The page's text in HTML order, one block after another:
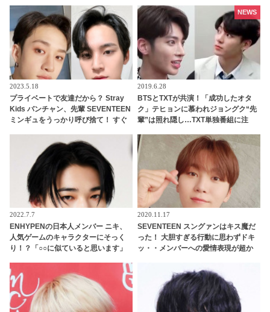
2023.5.18
プライベートで友達だから？ Stray
Kids バンチャン、先輩 SEVENTEEN
ミンギュをうっかり呼び捨て！ すぐ
2019.6.28
BTSとTXTが共演！「成功したオタ
ク」テヒョンに慕われジョングク“先
輩”は照れ隠し…TXT単独番組に注
NEWS
2022.7.7
ENHYPENの日本人メンバー ニキ、
人気ゲームのキャラクターにそっく
り！？「○○に似ていると思います」
にもそっくりな見た目にファン大爆
笑「客観的な視点で自分を見てるね
ｗｗ」
2020.11.17
SEVENTEEN スングァンはキス魔だ
った！ 大胆すぎる行動に思わずドキ
ッ・・メンバーへの愛情表現が超か